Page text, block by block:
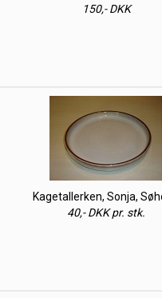
150,- DKK
Kagetallerken, Sonja,
40,- DKK pr. stk.